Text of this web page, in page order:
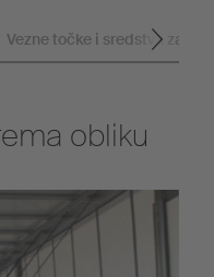
Vezne točke i sredstva za
obliku